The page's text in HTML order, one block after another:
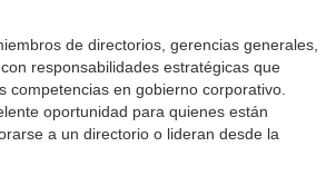
de directorios, gerencias generales,
responsabilidades estratégicas que
competencias en gobierno corporativo.
oportunidad para quienes están
a un directorio o lideran desde la